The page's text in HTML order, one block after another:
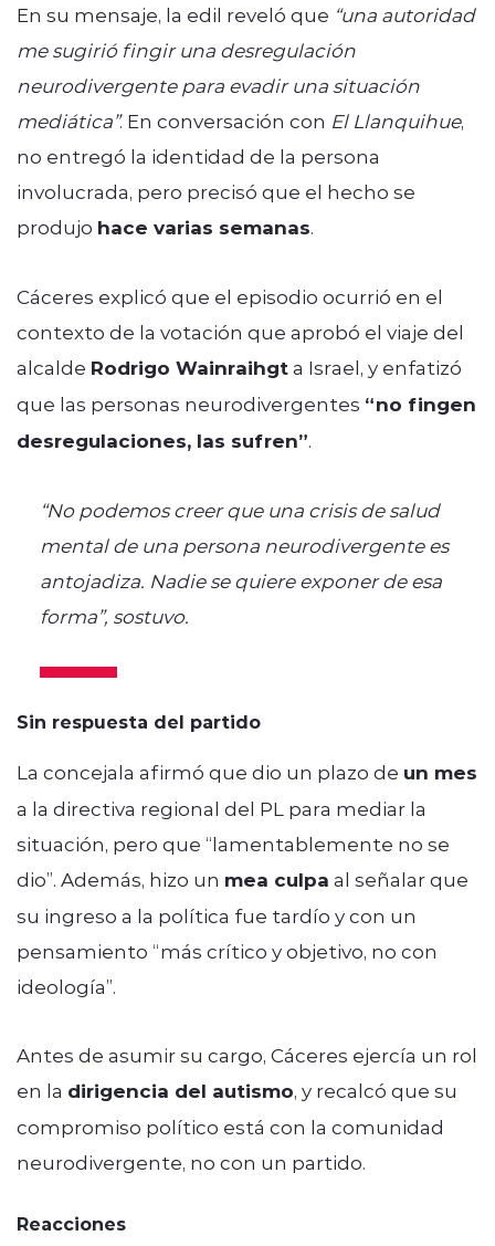
En su mensaje, la edil reveló que “una autoridad
me sugirió fingir una desregulación
neurodivergente para evadir una situación
mediática”. En conversación con El Llanquihue,
no entregó la identidad de la persona
involucrada, pero precisó que el hecho se
produjo hace varias semanas.
Cáceres explicó que el episodio ocurrió en el
contexto de la votación que aprobó el viaje del
alcalde Rodrigo Wainraihgta Israel, y enfatizó
que las personas neurodivergentes “no fingen
desregulaciones, las sufren”.
“No podemos creer que una crisis de salud
mental de una persona neurodivergente es
antojadiza. Nadie se quiere exponer de esa
forma”, sostuvo.
Sin respuesta del partido
La concejala afirmó que dio un plazo de un mes
a la directiva regional del PL para mediar la
situación, pero que “lamentablemente no se
dio”. Además, hizo un mea culpa al señalar que
su ingreso a la política fue tardío y con un
pensamiento “más crítico y objetivo, no con
ideología”.
Antes de asumir su cargo, Cáceres ejercía un rol
en la dirigencia del autismo, y recalcó que su
compromiso político está con la comunidad
neurodivergente, no con un partido.
Reacciones